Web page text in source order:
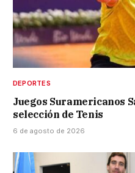
DEPORTES
Juegos Suramericanos
selección de Tenis
6 de agosto de 2026